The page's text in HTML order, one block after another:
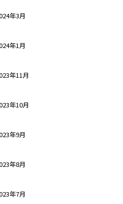
年3月
年1月
年11月
年10月
年9月
年8月
年7月